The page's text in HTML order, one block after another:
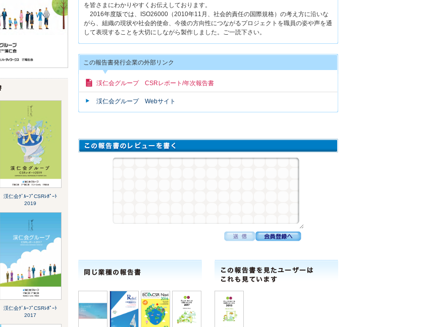
渓仁会ｸﾞﾙｰﾌﾟCSRﾚﾎﾟｰﾄ
2019
渓仁会ｸﾞﾙｰﾌﾟCSRﾚﾎﾟｰﾄ
2017
を皆さまにわかりやすくお伝えしております。
2016年度版では、ISO26000（2010年11月、社会的責任の国際規格）の考え方に沿いな
がら、組織の現状や社会的使命、今後の方向性につながるプロジェクトを職員の姿や声を通
して表現することを大切にしながら製作しました。ご一読下さい。
この報告書発行企業の外部リンク
渓仁会グループ CSRレポート/年次報告書
渓仁会グループ Webサイト